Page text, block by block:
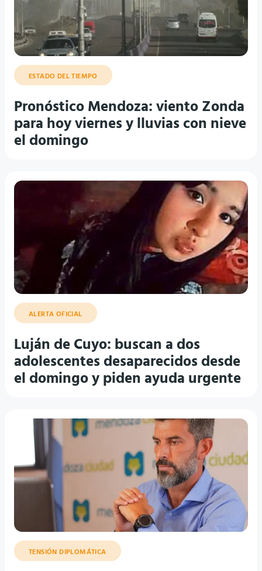
ESTADO DEL TIEMPO
Pronóstico Mendoza: viento Zonda
para hoy viernes y lluvias con nieve
el domingo
ALERTA OFICIAL
Luján de Cuyo: buscan a dos
adolescentes desaparecidos desde
el domingo y piden ayuda urgente
TENSIÓN DIPLOMÁTICA